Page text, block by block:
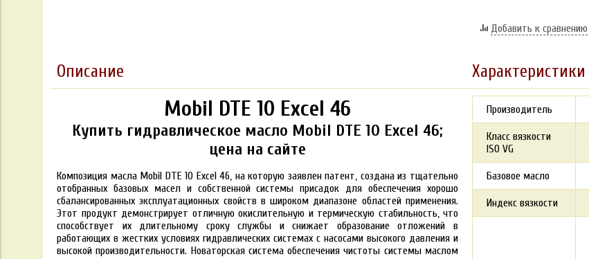
Добавить к сравнению
Описание Характеристики
Mobil DTE 10 Excel 46
Купить гидравлическое масло Mobil DTE 10 Excel 46;
цена на сайте
Композиция масла Mobil DTE 10 Excel 46, на которую заявлен патент, создана из тщательно
отобранных базовых масел и собственной системы присадок для обеспечения хорошо
сбалансированных эксплуатационных свойств в широком диапазоне областей применения.
Этот продукт демонстрирует отличную окислительную и термическую стабильность, что
способствует их длительному сроку службы и снижает образование отложений в
работающих в жестких условиях гидравлических системах с насосами высокого давления и
высокой производительности. Новаторская система обеспечения чистоты системы маслом
Производитель
Класс вязкости
ISO VG
Базовое масло
Индекс вязкости